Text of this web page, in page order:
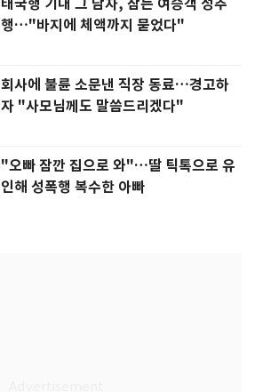
행…"바지에 체액까지 묻었다"
회사에 불륜 소문낸 직장 동료…경고하
자 "사모님께도 말씀드리겠다"
"오빠 잠깐 집으로 와"…딸 틱톡으로 유
인해 성폭행 복수한 아빠